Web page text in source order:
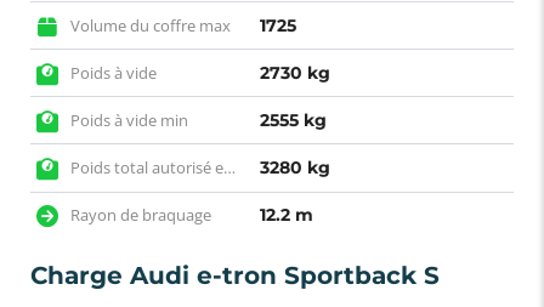
Volume du coffre max 1725
Poids à vide 2730 kg
Poids à vide min 2555 kg
Poids total autorisé en charge 3280 kg
Rayon de braquage 12.2 m
Charge Audi e-tron Sportback S